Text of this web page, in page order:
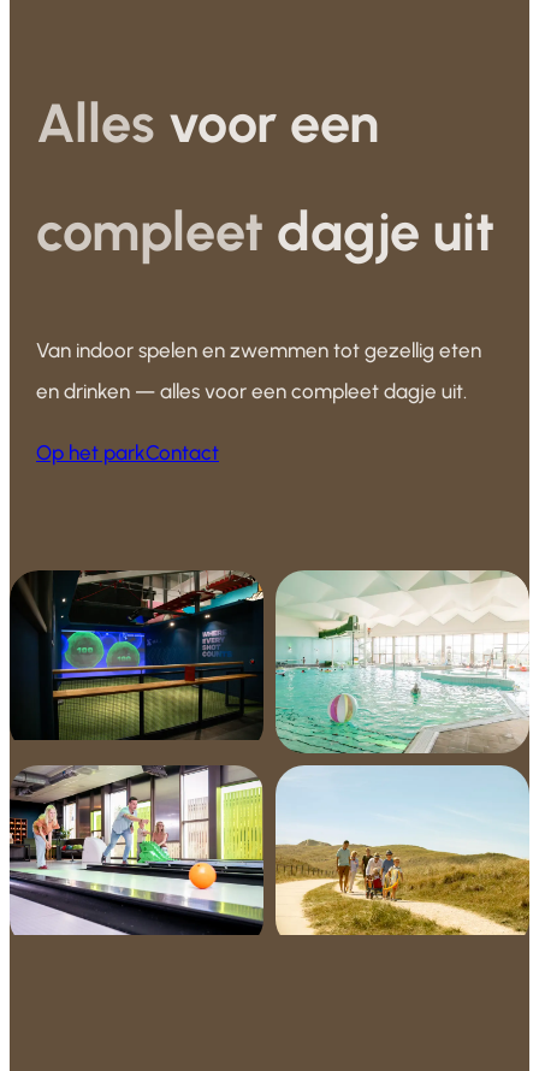
Alles voor een
compleet dagje uit
Van indoor spelen en zwemmen tot gezellig eten
en drinken — alles voor een compleet dagje uit.
Op het parkContact